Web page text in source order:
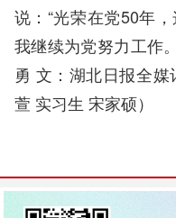
说：“光荣在党50年
我继续为党努力工作
勇 文：湖北日报全
萱 实习生 宋家硕）